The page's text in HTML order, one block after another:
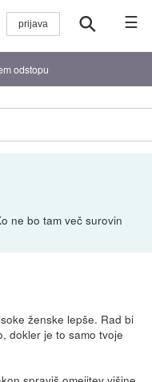
☰
odstopu
ne bo tam več surovin
ženske lepše. Rad bi
dokler je to samo tvoje